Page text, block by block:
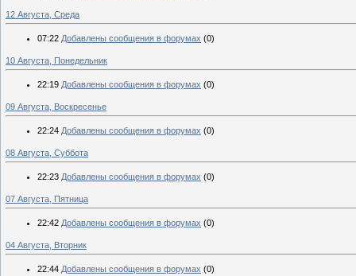
12 Августа, Среда
07:22 Добавлены сообщения в форумах (0)
10 Августа, Понедельник
22:19 Добавлены сообщения в форумах (0)
09 Августа, Воскресенье
22:24 Добавлены сообщения в форумах (0)
08 Августа, Суббота
22:23 Добавлены сообщения в форумах (0)
07 Августа, Пятница
22:42 Добавлены сообщения в форумах (0)
04 Августа, Вторник
22:44 Добавлены сообщения в форумах (0)